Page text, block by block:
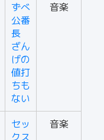
ずべ
公番
長
ざん
げの
値打
ちも
ない
音楽
セッ
クス
音楽